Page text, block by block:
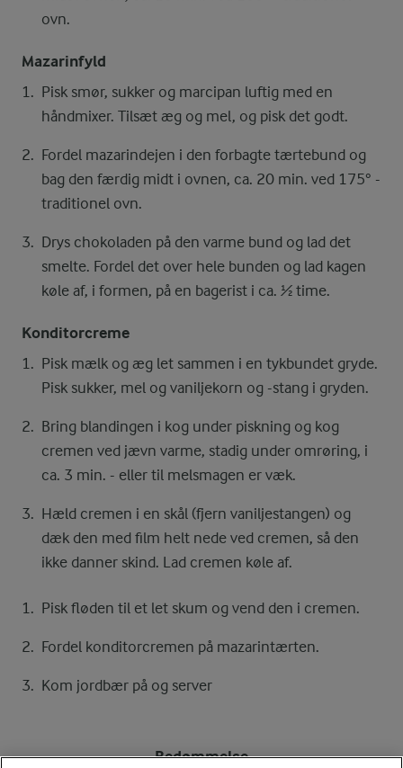
ovn.
Mazarinfyld
Pisk smør, sukker og marcipan luftig med en
håndmixer. Tilsæt æg og mel, og pisk det godt.
Fordel mazarindejen i den forbagte tærtebund og
bag den færdig midt i ovnen, ca. 20 min. ved 175° -
traditionel ovn.
Drys chokoladen på den varme bund og lad det
smelte. Fordel det over hele bunden og lad kagen
køle af, i formen, på en bagerist i ca. ½ time.
Konditorcreme
Pisk mælk og æg let sammen i en tykbundet gryde.
Pisk sukker, mel og vaniljekorn og -stang i gryden.
Bring blandingen i kog under piskning og kog
cremen ved jævn varme, stadig under omrøring, i
ca. 3 min. - eller til melsmagen er væk.
Hæld cremen i en skål (fjern vaniljestangen) og
dæk den med film helt nede ved cremen, så den
ikke danner skind. Lad cremen køle af.
Pisk fløden til et let skum og vend den i cremen.
Fordel konditorcremen på mazarintærten.
Kom jordbær på og server
Bedømmelse